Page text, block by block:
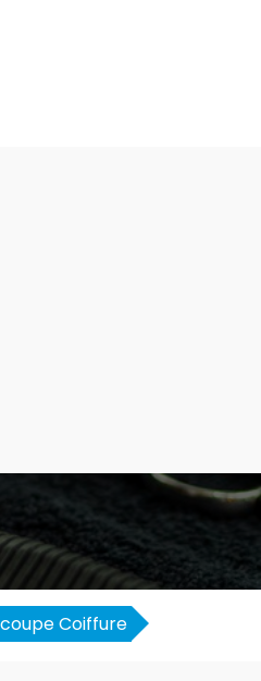
Coiffure